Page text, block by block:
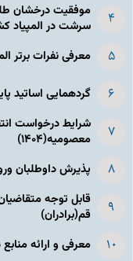
موفقیت درخشان
سرشت در المپياد
معرفی نفرات برتر
گردهمایی اساتید
شرایط درخواست
معصومیه(۱۴۰۴)
پذیرش داوطلبان ورود
قابل توجه
قم(برادران)
معرفی و ارائه